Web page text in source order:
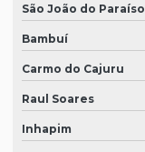
São João do Paraíso
Bambuí
Carmo do Cajuru
Raul Soares
Inhapim